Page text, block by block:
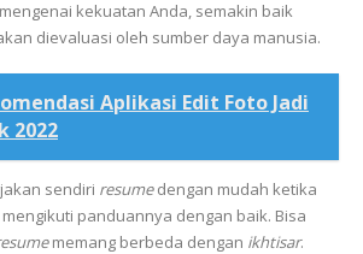
kekuatan Anda, semakin baik
dievaluasi oleh sumber daya manusia.
Aplikasi Edit Foto Jadi
2022
sendiri resumedengan mudah ketika
panduannya dengan baik. Bisa
memang berbeda dengan ikhtisar.